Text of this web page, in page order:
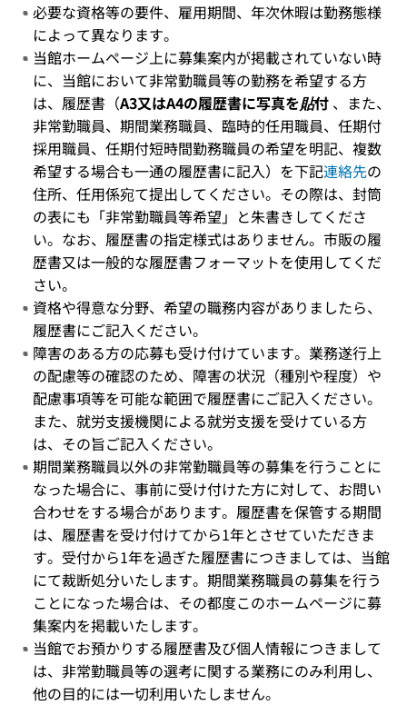
必要な資格等の要件、雇用期間、年次休暇は勤務態様
によって異なります。
当館ホームページ上に募集案内が掲載されていない時
に、当館において非常勤職員等の勤務を希望する方
は、履歴書（A3又はA4の履歴書に写真を貼付 、また、
非常勤職員、期間業務職員、臨時的任用職員、任期付
採用職員、任期付短時間勤務職員の希望を明記、複数
希望する場合も一通の履歴書に記入）を下記連絡先の
住所、任用係宛て提出してください。その際は、封筒
の表にも「非常勤職員等希望」と朱書きしてくださ
い。なお、履歴書の指定様式はありません。市販の履
歴書又は一般的な履歴書フォーマットを使用してくだ
さい。
資格や得意な分野、希望の職務内容がありましたら、
履歴書にご記入ください。
障害のある方の応募も受け付けています。業務遂行上
の配慮等の確認のため、障害の状況（種別や程度）や
配慮事項等を可能な範囲で履歴書にご記入ください。
また、就労支援機関による就労支援を受けている方
は、その旨ご記入ください。
期間業務職員以外の非常勤職員等の募集を行うことに
なった場合に、事前に受け付けた方に対して、お問い
合わせをする場合があります。履歴書を保管する期間
は、履歴書を受け付けてから1年とさせていただきま
す。受付から1年を過ぎた履歴書につきましては、当館
にて裁断処分いたします。期間業務職員の募集を行う
ことになった場合は、その都度このホームページに募
集案内を掲載いたします。
当館でお預かりする履歴書及び個人情報につきまして
は、非常勤職員等の選考に関する業務にのみ利用し、
他の目的には一切利用いたしません。